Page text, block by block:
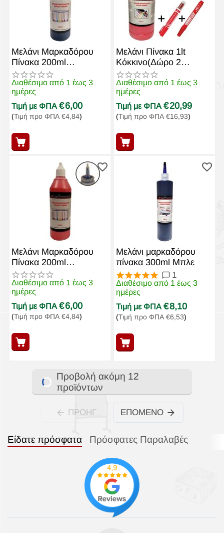
Μελάνι Μαρκαδόρου
Πίνακα 200ml
Exoplismos.edu Μπλε
Διαθέσιμο από 1 έως 3
ημέρες
Τιμή με ΦΠΑ €6,00
(Τιμή προ ΦΠΑ €4,84)
Μελάνι Πίνακα 1lt
Κόκκινο(Δώρο 2
μαρκαδόροι + άδειο
μπουκάλι)
Διαθέσιμο από 1 έως 3
ημέρες
Τιμή με ΦΠΑ €20,99
(Τιμή προ ΦΠΑ €16,93)
Μελάνι Μαρκαδόρου
Πίνακα 200ml
Εxoplismos.edu
Κόκκινο
Διαθέσιμο από 1 έως 3
ημέρες
Τιμή με ΦΠΑ €6,00
(Τιμή προ ΦΠΑ €4,84)
Μελάνι μαρκαδόρου
πίνακα 300ml Μπλε
1
Διαθέσιμο από 1 έως 3
ημέρες
Τιμή με ΦΠΑ €8,10
(Τιμή προ ΦΠΑ €6,53)
Προβολή ακόμη 12
προϊόντων
ΠΡΟΗΓ ΕΠΌΜΕΝΟ
Είδατε πρόσφατα Πρόσφατες Παραλαβές